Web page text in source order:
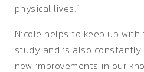
physical lives.”
Nicole helps to keep up
study and is also
new improvements in our